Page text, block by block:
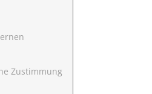
Zustimmung